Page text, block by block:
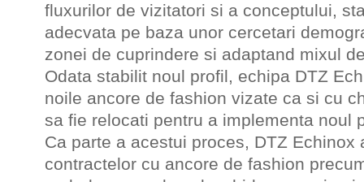
fluxurilor de vizitatori si a conceptului,
adecvata pe baza unor cercetari
zonei de cuprindere si adaptand mixul
Odata stabilit noul profil, echipa DTZ
noile ancore de fashion vizate ca si cu
sa fie relocati pentru a implementa noul
Ca parte a acestui proces, DTZ Echinox
contractelor cu ancore de fashion